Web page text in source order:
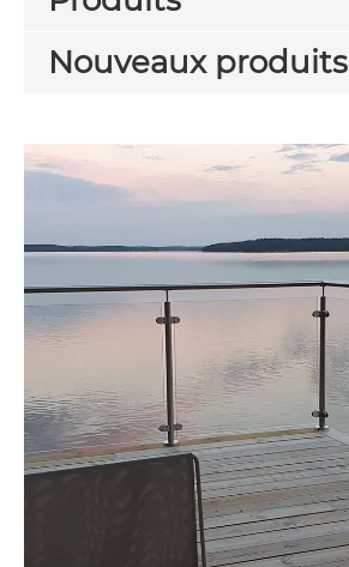
Nouveaux produits